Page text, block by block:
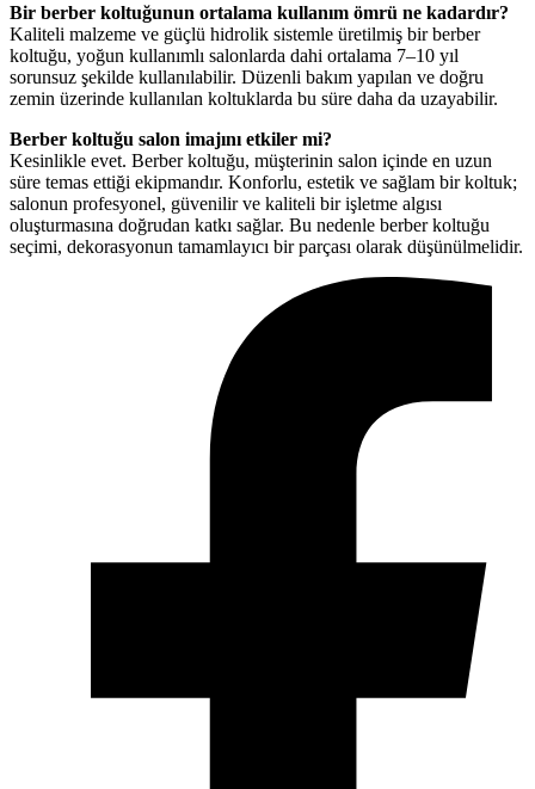
Bir berber koltuğunun ortalama kullanım ömrü ne kadardır?
Kaliteli malzeme ve güçlü hidrolik sistemle üretilmiş bir berber
koltuğu, yoğun kullanımlı salonlarda dahi ortalama 7–10 yıl
sorunsuz şekilde kullanılabilir. Düzenli bakım yapılan ve doğru
zemin üzerinde kullanılan koltuklarda bu süre daha da uzayabilir.
Berber koltuğu salon imajını etkiler mi?
Kesinlikle evet. Berber koltuğu, müşterinin salon içinde en uzun
süre temas ettiği ekipmandır. Konforlu, estetik ve sağlam bir koltuk;
salonun profesyonel, güvenilir ve kaliteli bir işletme algısı
oluşturmasına doğrudan katkı sağlar. Bu nedenle berber koltuğu
seçimi, dekorasyonun tamamlayıcı bir parçası olarak düşünülmelidir.